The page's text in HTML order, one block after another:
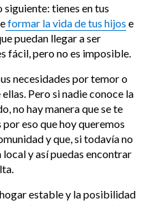
tienes en tus
formar la vida de tus hijos e
puedan llegar a ser
fácil, pero no es imposible.
necesidades por temor o
Pero si nadie conoce la
no hay manera que se te
eso que hoy queremos
y que, si todavía no
local y así puedas encontrar
estable y la posibilidad